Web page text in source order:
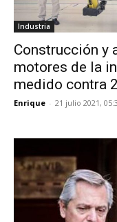
Industria
Construcción y
motores de la
medido contra
Enrique - 21 julio 2021,